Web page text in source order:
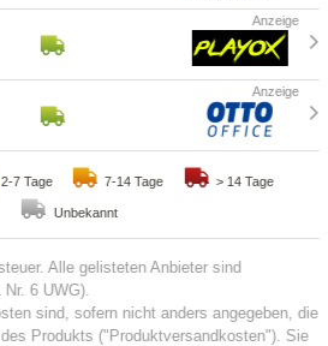
2-7 Tage 7-14 Tage > 14 Tage
Unbekannt